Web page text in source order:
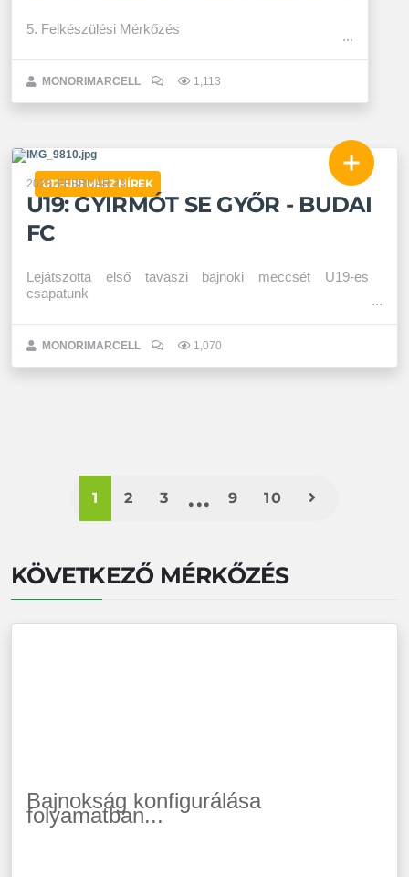
5. Felkészülési Mérkőzés
MONORIMARCELL 1,113
U12-U19 MLSZ HÍREK
2023. FEBRUÁR 28.
U19: GYIRMÓT SE GYŐR - BUDAI
FC
Lejátszotta első tavaszi bajnoki meccsét U19-es
csapatunk
MONORIMARCELL 1,070
1 2 3 9 10
KÖVETKEZŐ MÉRKŐZÉS
Bajnokság konfigurálása
folyamatban...